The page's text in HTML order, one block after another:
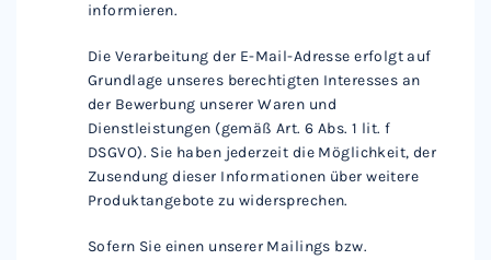
informieren.
Die Verarbeitung der E-Mail-Adresse erfolgt auf
Grundlage unseres berechtigten Interesses an
der Bewerbung unserer Waren und
Dienstleistungen (gemäß Art. 6 Abs. 1 lit. f
DSGVO). Sie haben jederzeit die Möglichkeit, der
Zusendung dieser Informationen über weitere
Produktangebote zu widersprechen.
Sofern Sie einen unserer Mailings bzw.